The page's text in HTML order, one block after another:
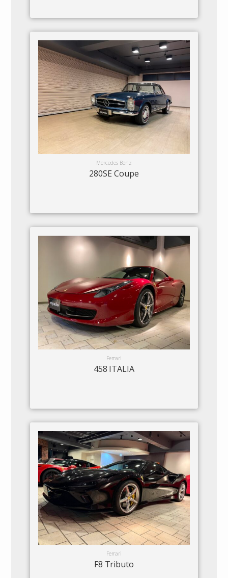
Mercedes Benz
280SE Coupe
Ferrari
458 ITALIA
Ferrari
F8 Tributo